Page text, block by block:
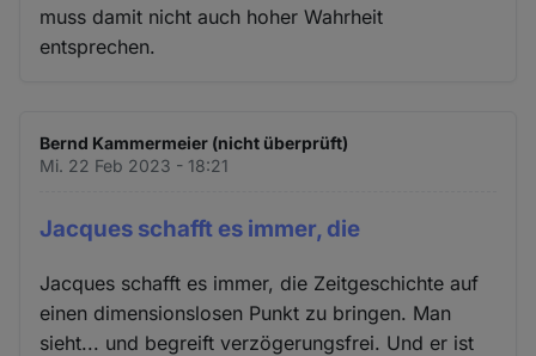
muss damit nicht auch hoher Wahrheit
entsprechen.
Bernd Kammermeier (nicht überprüft)
Mi. 22 Feb 2023 - 18:21
Jacques schafft es immer, die
Jacques schafft es immer, die Zeitgeschichte auf
einen dimensionslosen Punkt zu bringen. Man
sieht... und begreift verzögerungsfrei. Und er ist